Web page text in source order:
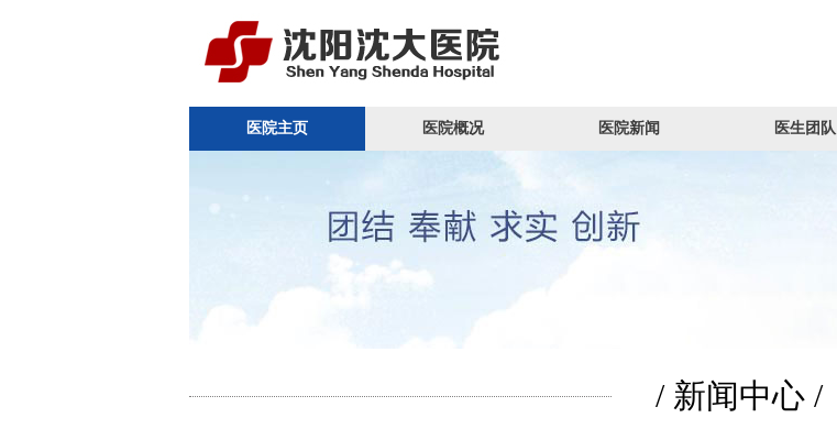
医院主页 医院概况 医院新闻 医生团队
/ 新闻中心 /